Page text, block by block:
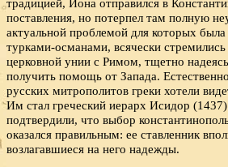
поставления, но потерпел там полную
актуальной проблемой для которых
турками-османами, всячески
церковной унии с Римом, тщетно
получить помощь от Запада.
русских митрополитов греки хотели
Им стал греческий иерарх Исидор
подтвердили, что выбор
оказался правильным: ее ставленник
возлагавшиеся на него надежды.